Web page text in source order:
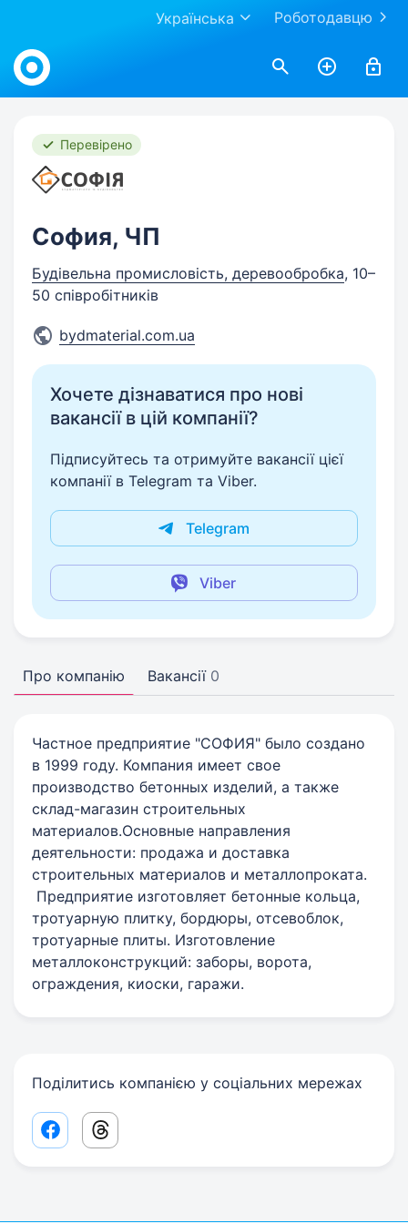
Роботодавцю
Українська
Work.ua
Перевірено
София, ЧП
Будівельна промисловість, деревообробка, 10–
50 співробітників
bydmaterial.com.ua
Хочете дізнаватися про нові
вакансії в цій компанії?
Підписуйтесь та отримуйте вакансії цієї
компанії в Telegram та Viber.
Telegram
Viber
Про компанію Вакансії 0
Частное предприятие "СОФИЯ" было создано
в 1999 году. Компания имеет свое
производство бетонных изделий, а также
склад-магазин строительных
материалов.Основные направления
деятельности: продажа и доставка
строительных материалов и металлопроката.
Предприятие изготовляет бетонные кольца,
тротуарную плитку, бордюры, отсевоблок,
тротуарные плиты. Изготовление
металлоконструкций: заборы, ворота,
ограждения, киоски, гаражи.
Поділитись компанією у соціальних мережах
Facebook share link
Threads share link